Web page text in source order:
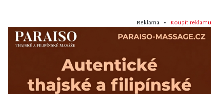
Reklama • Koupit reklamu